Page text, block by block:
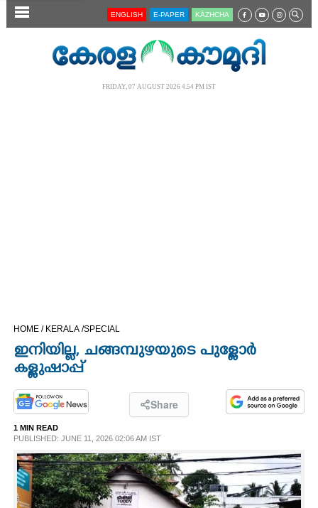
SECTIONS
CINEMA
OPINION
PHOTOS
LIFESTYLE
SPIRITUAL
ENGLISH E-PAPER KĀZHCHA
FRIDAY, 07 AUGUST 2026 4.54 PM IST
HOME / KERALA /SPECIAL
ഇനിയില്ല, ചങ്ങമ്പുഴയുടെ പുള്ളോർ
കള്ളുഷാപ്പ്
Share
1 MIN READ
PUBLISHED: JUNE 11, 2026 02:06 AM IST